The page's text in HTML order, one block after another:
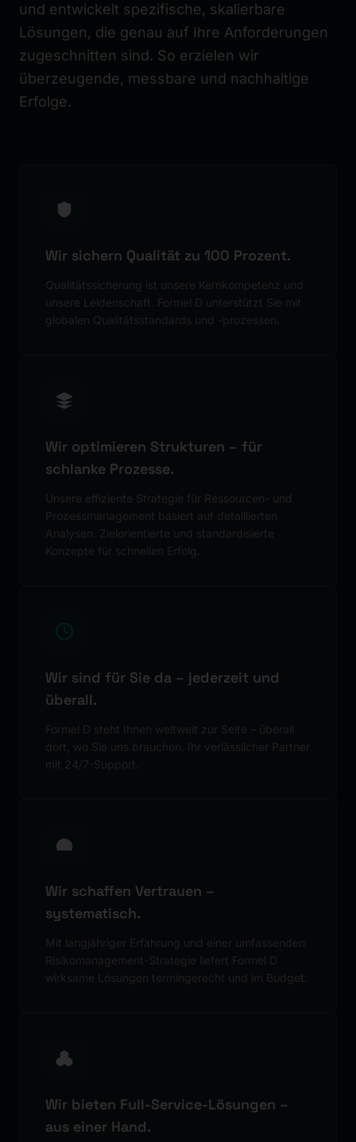
und entwickelt spezifische, skalierbare
Lösungen, die genau auf Ihre Anforderungen
zugeschnitten sind. So erzielen wir
überzeugende, messbare und nachhaltige
Erfolge.
Wir sichern Qualität zu 100 Prozent.
Qualitätssicherung ist unsere Kernkompetenz und
unsere Leidenschaft. Formel D unterstützt Sie mit
globalen Qualitätsstandards und -prozessen.
Wir optimieren Strukturen – für
schlanke Prozesse.
Unsere effiziente Strategie für Ressourcen- und
Prozessmanagement basiert auf detaillierten
Analysen. Zielorientierte und standardisierte
Konzepte für schnellen Erfolg.
Wir sind für Sie da – jederzeit und
überall.
Formel D steht Ihnen weltweit zur Seite – überall
dort, wo Sie uns brauchen. Ihr verlässlicher Partner
mit 24/7-Support.
Wir schaffen Vertrauen –
systematisch.
Mit langjähriger Erfahrung und einer umfassenden
Risikomanagement-Strategie liefert Formel D
wirksame Lösungen termingerecht und im Budget.
Wir bieten Full-Service-Lösungen –
aus einer Hand.